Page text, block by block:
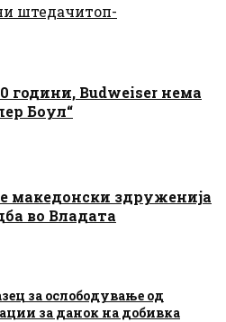
штедачитоп-
години, Budweiser нема
Боул“
македонски здруженија
во Владата
за ослободување од
за данок на добивка